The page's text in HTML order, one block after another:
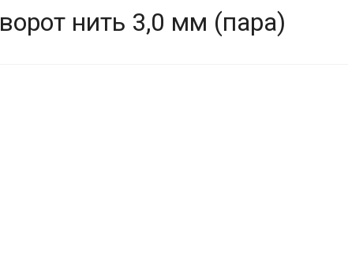
нить 3,0 мм (пара)